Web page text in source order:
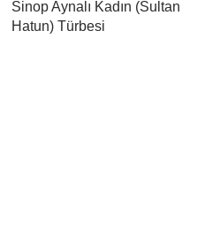
Sinop Aynalı Kadın (Sultan
Hatun) Türbesi